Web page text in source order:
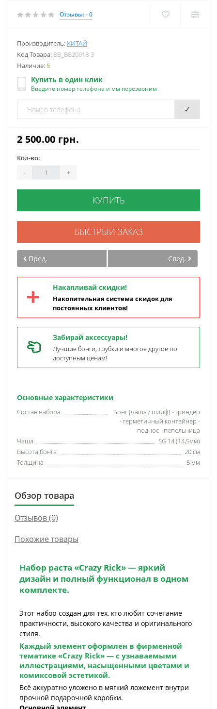
Отзывы: - 0
Производитель: КИТАЙ
Код Товара: BB_BB20018-3
Наличие: 5
Купить в один клик
Введите номер телефона и мы перезвоним
✓
Основные характеристики
Состав набора
Бонг (чаша / шлиф) - гриндер
- герметичный контейнер -
поднос - пепельница
Чаша
SG 14 (14,5мм)
Высота бонга
20 см
Толщина
5 мм
2 500.00 грн.
Кол-во:
-
+
КУПИТЬ
БЫСТРЫЙ ЗАКАЗ
Пред. След.
Накапливай скидки!
Накопительная система скидок для
постоянных клиентов!
Забирай аксессуары!
Лучшие бонги, трубки и многое другое по
доступным ценам!
Обзор товара
Отзывов (0)
Похожие товары
Набор раста «Crazy Rick»— яркий
дизайн и полный функционал в одном
комплекте.
Этот набор создан для тех, кто любит сочетание
практичности, высокого качества и оригинального
стиля.
Каждый элемент оформлен в фирменной
тематике «Crazy Rick» — с узнаваемыми
иллюстрациями, насыщенными цветами и
комиксовой эстетикой.
Всё аккуратно уложено в мягкий ложемент внутри
прочной подарочной коробки.